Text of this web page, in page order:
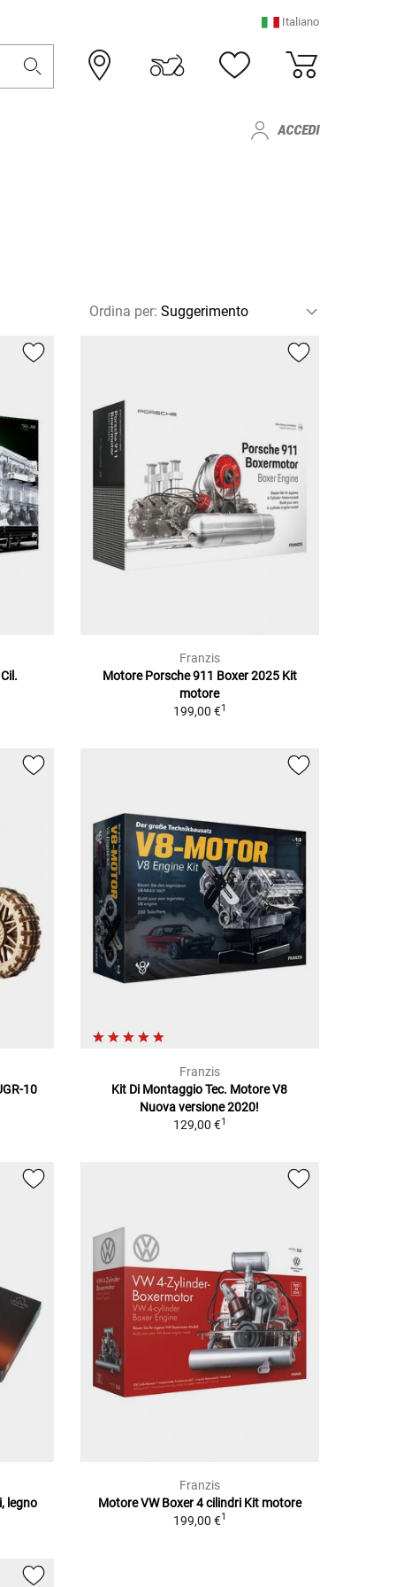
Italiano
ACCEDI
Ordina per:
Franzis
Motore Porsche 911 Boxer 2025 Kit
motore
199,00 €1
10
Franzis
Kit Di Montaggio Tec. Motore V8
Nuova versione 2020!
129,00 €1
legno
Franzis
Motore VW Boxer 4 cilindri Kit motore
199,00 €1